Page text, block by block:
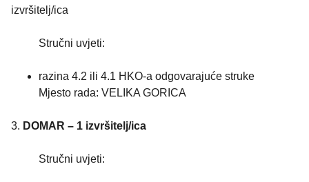
izvršitelj/ica
Stručni uvjeti:
razina 4.2 ili 4.1 HKO-a odgovarajuće struke
Mjesto rada: VELIKA GORICA
3. DOMAR – 1 izvršitelj/ica
Stručni uvjeti: